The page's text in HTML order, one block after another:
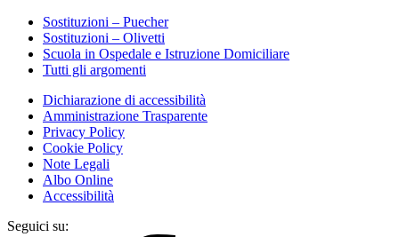
Sostituzioni – Puecher
Sostituzioni – Olivetti
Scuola in Ospedale e Istruzione Domiciliare
Tutti gli argomenti
Dichiarazione di accessibilità
Amministrazione Trasparente
Privacy Policy
Cookie Policy
Note Legali
Albo Online
Accessibilità
Seguici su: